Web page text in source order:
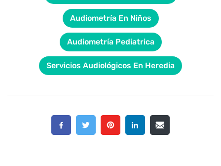
Audiometría En Niños
Audiometría Pediatrica
Servicios Audiológicos En Heredia